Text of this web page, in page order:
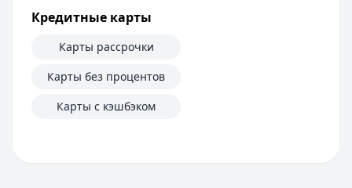
Кредитные карты
Карты рассрочки
Карты без процентов
Карты с кэшбэком